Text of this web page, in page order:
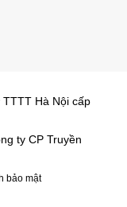
Hà Nội cấp
ty CP Truyền
bảo mật